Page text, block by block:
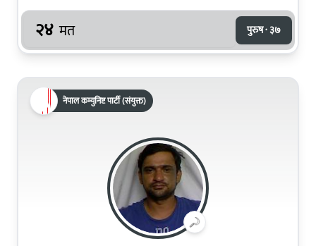
२४ मत पुरुष · ३७
नेपाल कम्युनिष्ट पार्टी (संयुक्त)